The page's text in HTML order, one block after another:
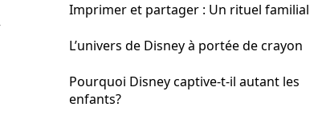
Imprimer et partager : Un rituel familial
L’univers de Disney à portée de crayon
Pourquoi Disney captive-t-il autant les
enfants?